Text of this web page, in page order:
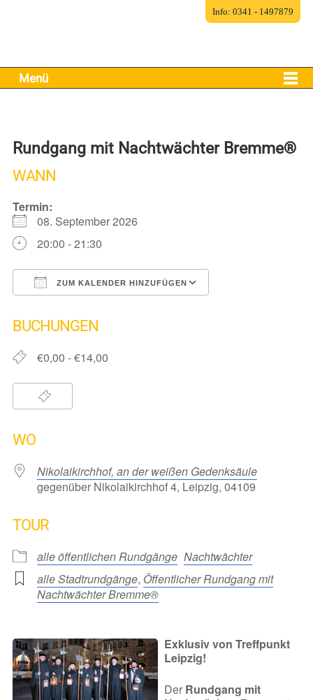
Menü
Rundgang mit Nachtwächter Bremme®
WANN
Termin:
08. September 2026
20:00 - 21:30
ZUM KALENDER HINZUFÜGEN
BUCHUNGEN
€0,00 - €14,00
WO
Nikolaikirchhof, an der weißen Gedenksäule
gegenüber Nikolaikirchhof 4, Leipzig, 04109
TOUR
alle öffentlichen Rundgänge Nachtwächter
alle Stadtrundgänge, Öffentlicher Rundgang mit
Nachtwächter Bremme®
Exklusiv von Treffpunkt
Leipzig!
Der Rundgang mit
Info: 0341 - 1497879